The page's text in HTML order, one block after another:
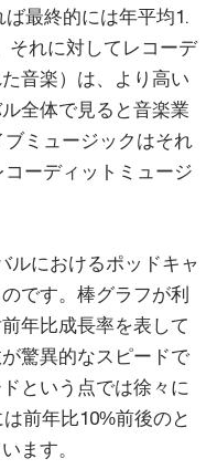
最終的には年平均1.
それに対してレコーデ
音楽）は、より高い
全体で見ると音楽業
ミュージックはそれ
ーディットミュージ
ルにおけるポッドキャ
です。棒グラフが利
年比成長率を表して
驚異的なスピードで
という点では徐々に
前年比10%前後のと
ます。